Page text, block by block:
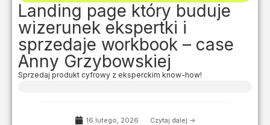
Landing page który buduje
wizerunek ekspertki i
sprzedaje workbook – case
Anny Grzybowskiej
Sprzedaj produkt cyfrowy z eksperckim know-how!
16 lutego, 2026 Czytaj dalej ->